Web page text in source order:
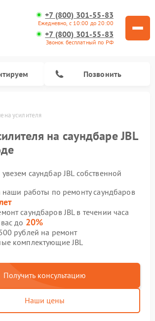
+7 (800) 301-55-83
Ежедневно, с 10:00 до 20:00
+7 (800) 301-55-83
Звонок бесплатный по РФ
Позвонить
усилителя
на саундбаре JBL
саундбар JBL собственной
наши работы по ремонту саундбаров
саундбаров JBL в течении часа
до 20%
рублей на ремонт
комплектующие JBL
Получить консультацию
Наши цены